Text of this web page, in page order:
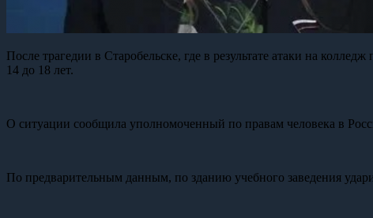
После трагедии в Старобельске, где в результате атаки на
14 до 18 лет.
О ситуации сообщила уполномоченный по правам человека в
По предварительным данным, по зданию учебного заведения